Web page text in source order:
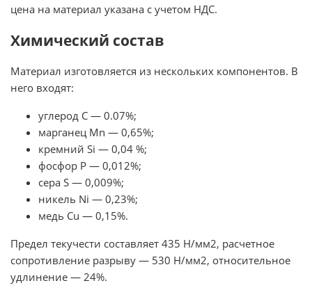
цена на материал указана с учетом НДС.
Химический состав
Материал изготовляется из нескольких компонентов. В
него входят:
углерод C — 0.07%;
марганец Mn — 0,65%;
кремний Si — 0,04 %;
фосфор P — 0,012%;
сера S — 0,009%;
никель Ni — 0,23%;
медь Cu — 0,15%.
Предел текучести составляет 435 Н/мм2, расчетное
сопротивление разрыву — 530 Н/мм2, относительное
удлинение — 24%.